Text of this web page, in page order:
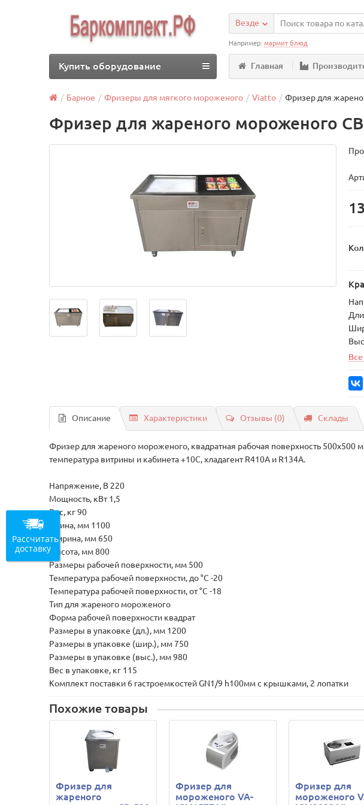
Везде
Например:мармит блюд
Главная
Купить оборудование
Барное Фризеры для мягкого мороженого Viatto Фризер для
Фризер для жареного мороженого
Описание Характеристики Отзывы (0) Склады
Фризер для жареного мороженого, квадратная рабочая поверхность 500х500
температура витрины и кабинета +10С, хладагент R410A и R134A.
Напряжение, В 220
Мощность, кВт 1,5
Вес, кг 90
Длина, мм 1100
Ширина, мм 650
Высота, мм 800
Размеры рабочей поверхности, мм 500
Температура рабочей поверхности, до °С -20
Температура рабочей поверхности, от °С -18
Тип для жареного мороженого
Форма рабочей поверхности квадрат
Размеры в упаковке (дл.), мм 1200
Размеры в упаковке (шир.), мм 750
Размеры в упаковке (выс.), мм 980
Вес в упаковке, кг 115
Комплект поставки 6 гастроемкостей GN1/9 h100мм с крышками, 2 лопатки
Похожие товары
Фризер для
жареного
Фризер для
мороженого VA-
Фризер для
мороженого
Рассчитать
доставку